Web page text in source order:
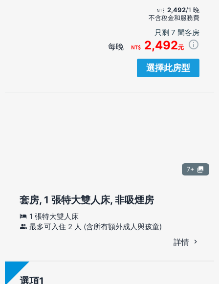
2,492/1 晚
不含稅金和服務費
只剩 7 間客房
每晚 2,492元
選擇此房型
7+
套房, 1 張特大雙人床, 非吸煙房
1 張特大雙人床
最多可入住 2 人 (含所有額外成人與孩童)
詳情
選項